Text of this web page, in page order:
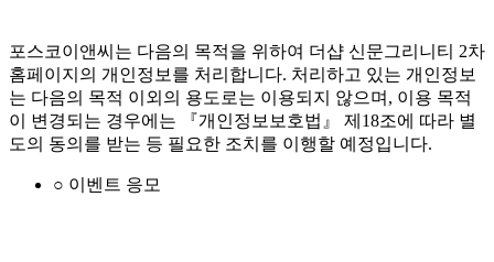
포스코이앤씨는 다음의 목적을 위하여 더샵 신문그리니티 2차
홈페이지의 개인정보를 처리합니다. 처리하고 있는 개인정보
는 다음의 목적 이외의 용도로는 이용되지 않으며, 이용 목적
이 변경되는 경우에는 『개인정보보호법』 제18조에 따라 별
도의 동의를 받는 등 필요한 조치를 이행할 예정입니다.
○ 이벤트 응모